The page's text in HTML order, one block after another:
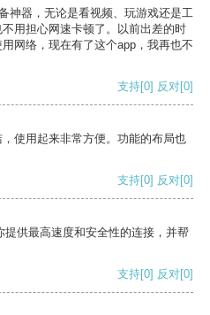
神器，无论是看视频、玩游戏还是工
用担心网速卡顿了。以前出差的时
网络，现在有了这个app，我再也不
支持[0] 反对[0]
使用起来非常方便。功能的布局也
支持[0] 反对[0]
供最高速度和安全性的连接，并帮
支持[0] 反对[0]